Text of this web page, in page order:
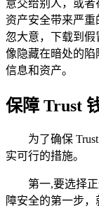
意交给别人，或
资产安全带来严
忽大意，下载到假
像隐藏在暗处的
信息和资产。
保障 Trust
为了确保
实可行的措施。
第一,要选择
障安全的第一步